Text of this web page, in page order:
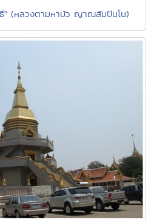
" (หลวงตามหาบัว ญาณสัมปันโน)